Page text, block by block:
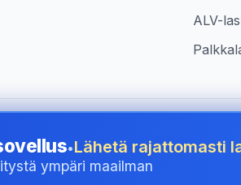
ALV-
reserved.• Palvelemme yrityksiä maassa
•Lähetä rajattomasti
ympäri maailman